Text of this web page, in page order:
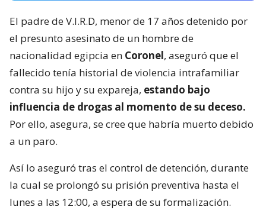
El padre de V.I.R.D, menor de 17 años detenido por
el presunto asesinato de un hombre de
nacionalidad egipcia en Coronel, aseguró que el
fallecido tenía historial de violencia intrafamiliar
contra su hijo y su expareja, estando bajo
influencia de drogas al momento de su deceso.
Por ello, asegura, se cree que habría muerto debido
a un paro.
Así lo aseguró tras el control de detención, durante
la cual se prolongó su prisión preventiva hasta el
lunes a las 12:00, a espera de su formalización.